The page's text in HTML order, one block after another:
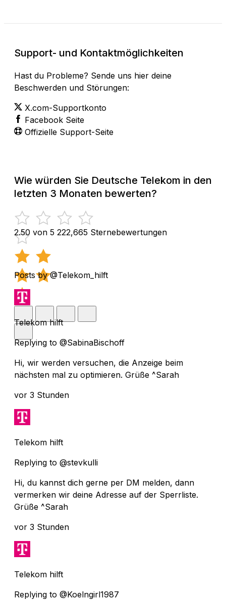
Support- und Kontaktmöglichkeiten
Hast du Probleme? Sende uns hier deine
Beschwerden und Störungen:
X.com-Supportkonto
Facebook Seite
Offizielle Support-Seite
Wie würden Sie Deutsche Telekom in den
letzten 3 Monaten bewerten?
2.50 von 5 222,665 Sternebewertungen
Posts by @Telekom_hilft
Telekom hilft
Replying to @SabinaBischoff
Hi, wir werden versuchen, die Anzeige beim
nächsten mal zu optimieren. Grüße ^Sarah
vor 3 Stunden
Telekom hilft
Replying to @stevkulli
Hi, du kannst dich gerne per DM melden, dann
vermerken wir deine Adresse auf der Sperrliste.
Grüße ^Sarah
vor 3 Stunden
Telekom hilft
Replying to @Koelngirl1987